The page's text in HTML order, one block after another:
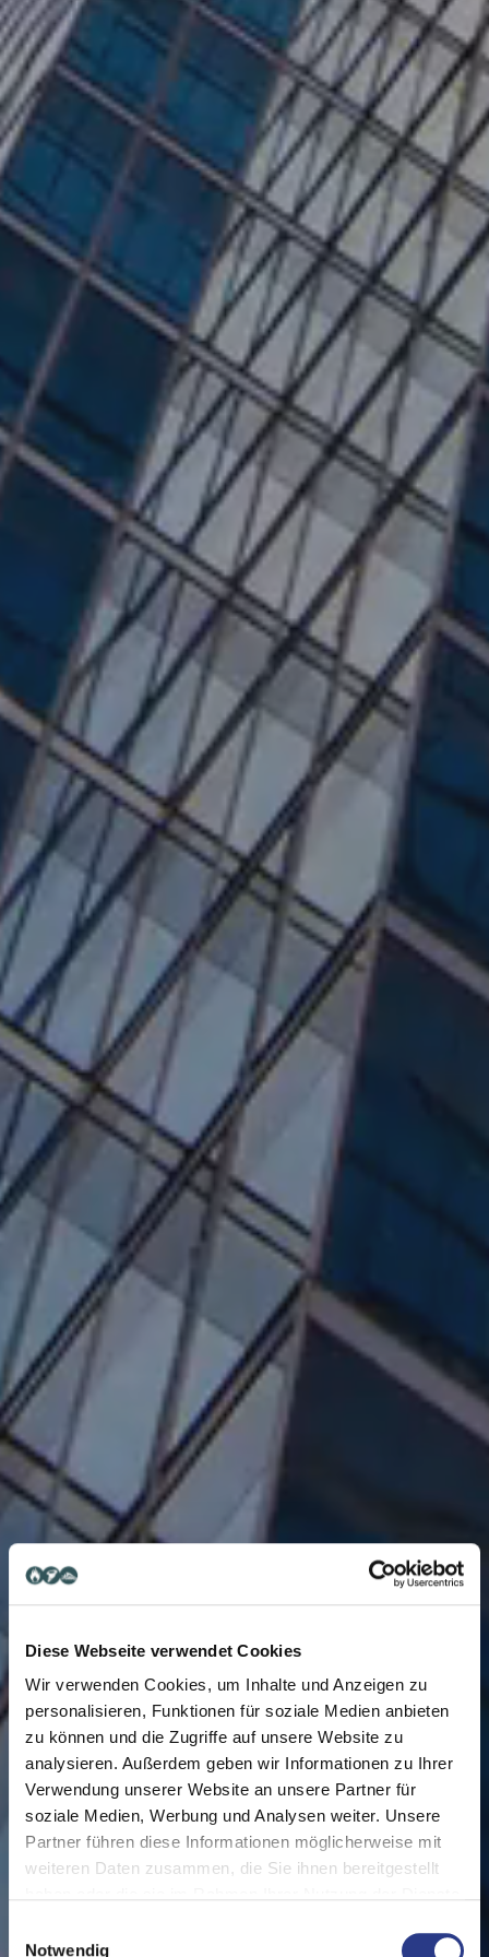
Diese Webseite verwendet Cookies
Wir verwenden Cookies, um Inhalte und Anzeigen zu
personalisieren, Funktionen für soziale Medien anbieten
zu können und die Zugriffe auf unsere Website zu
analysieren. Außerdem geben wir Informationen zu Ihrer
Verwendung unserer Website an unsere Partner für
soziale Medien, Werbung und Analysen weiter. Unsere
Partner führen diese Informationen möglicherweise mit
weiteren Daten zusammen, die Sie ihnen bereitgestellt
Notwendig